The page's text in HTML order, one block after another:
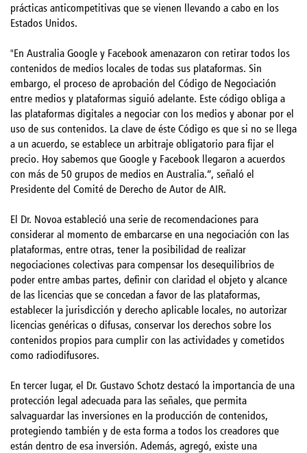
prácticas anticompetitivas que se vienen llevando a cabo en los
Estados Unidos.
"En Australia Google y Facebook amenazaron con retirar todos los
contenidos de medios locales de todas sus plataformas. Sin
embargo, el proceso de aprobación del Código de Negociación
entre medios y plataformas siguió adelante. Este código obliga a
las plataformas digitales a negociar con los medios y abonar por el
uso de sus contenidos. La clave de éste Código es que si no se llega
a un acuerdo, se establece un arbitraje obligatorio para fijar el
precio. Hoy sabemos que Google y Facebook llegaron a acuerdos
con más de 50 grupos de medios en Australia.”, señaló el
Presidente del Comité de Derecho de Autor de AIR.
El Dr. Novoa estableció una serie de recomendaciones para
considerar al momento de embarcarse en una negociación con las
plataformas, entre otras, tener la posibilidad de realizar
negociaciones colectivas para compensar los desequilibrios de
poder entre ambas partes, definir con claridad el objeto y alcance
de las licencias que se concedan a favor de las plataformas,
establecer la jurisdicción y derecho aplicable locales, no autorizar
licencias genéricas o difusas, conservar los derechos sobre los
contenidos propios para cumplir con las actividades y cometidos
como radiodifusores.
En tercer lugar, el Dr. Gustavo Schotz destacó la importancia de una
protección legal adecuada para las señales, que permita
salvaguardar las inversiones en la producción de contenidos,
protegiendo también y de esta forma a todos los creadores que
están dentro de esa inversión. Además, agregó, existe una